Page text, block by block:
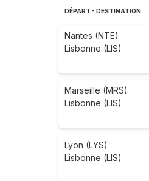
DÉPART - DESTINATION
Nantes (NTE)
Lisbonne (LIS)
Marseille (MRS)
Lisbonne (LIS)
Lyon (LYS)
Lisbonne (LIS)